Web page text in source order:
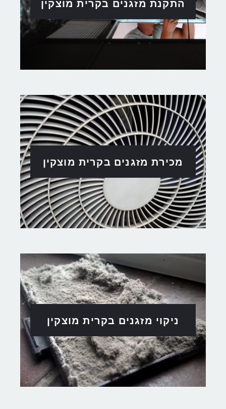
התקנת מזגנים בקרית מוצקין
מכירת מזגנים בקרית מוצקין
ניקוי מזגנים בקרית מוצקין